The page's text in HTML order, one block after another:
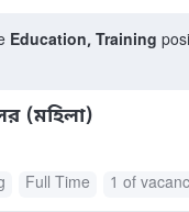
Education, Training
(মহিলা)
Full Time 1 of